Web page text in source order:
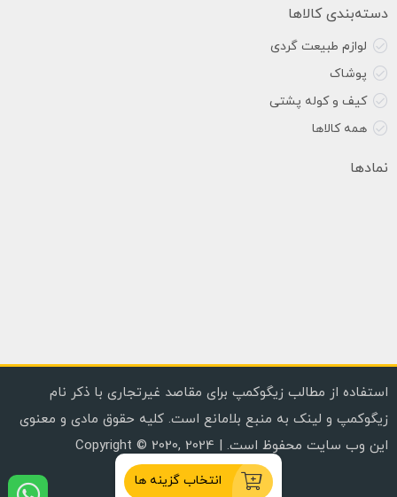
دسته‌بندی کالاها
لوازم طبیعت گردی
پوشاک
کیف و کوله پشتی
همه کالاها
نمادها
استفاده از مطالب زیگوکمپ برای مقاصد غیرتجاری با ذکر نام
زیگوکمپ و لینک به منبع بلامانع است. کلیه حقوق مادی و معنوی
این وب سایت محفوظ است. | Copyright © 2020, 2024
انتخاب گزینه ها